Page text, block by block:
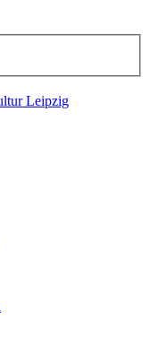
Leipzig